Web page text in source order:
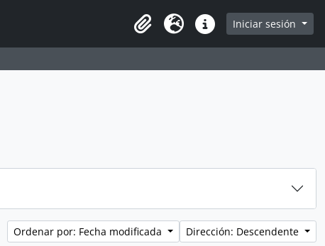
Portapapeles
Idioma Enlaces rápidos
Iniciar sesión
Ordenar por: Fecha modificada Dirección: Descendente